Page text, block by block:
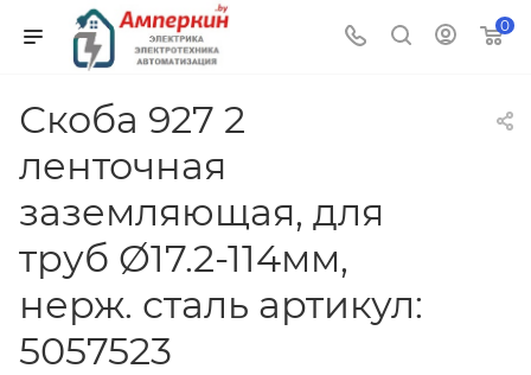
0
Скоба 927 2
ленточная
заземляющая, для
труб Ø17.2-114мм,
нерж. сталь артикул:
5057523